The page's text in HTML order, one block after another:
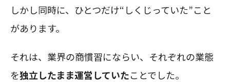
しかし同時に、ひとつだけ“しくじっていた”こと
があります。
それは、業界の商慣習にならい、それぞれの業態
を独立したまま運営していたことでした。